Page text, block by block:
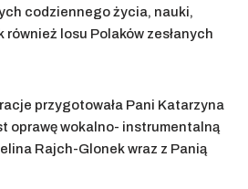
codziennego życia, nauki,
również losu Polaków zesłanych
przygotowała Pani Katarzyna
oprawę wokalno- instrumentalną
Rajch-Glonek wraz z Panią